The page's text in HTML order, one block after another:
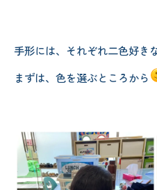
手形には、それぞれ二色好き
まずは、色を選ぶところから